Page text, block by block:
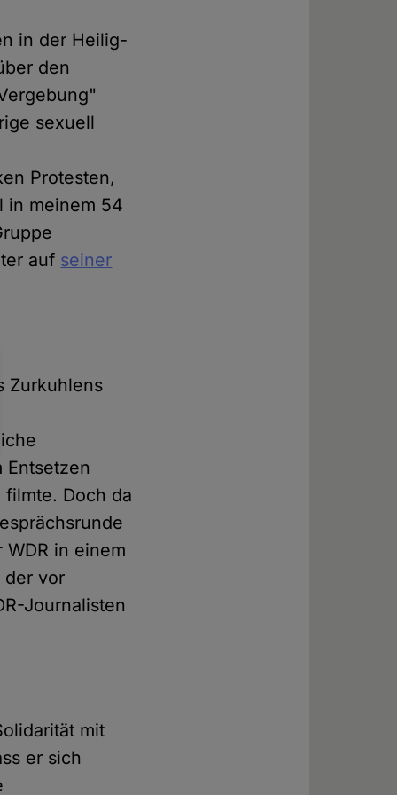
in der Heilig-
den
sexuell
Protesten,
in meinem 54
auf seiner
Zurkuhlens
Entsetzen
Doch da
in einem
der vor
Journalisten
mit
er sich